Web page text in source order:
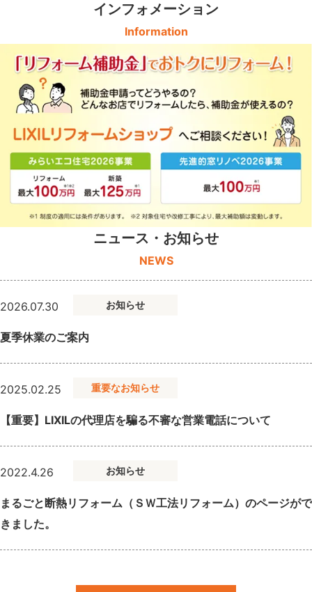
インフォメーション
Information
ニュース・お知らせ
NEWS
2026.07.30 お知らせ
夏季休業のご案内
2025.02.25 重要なお知らせ
【重要】LIXILの代理店を騙る不審な営業電話について
2022.4.26 お知らせ
まるごと断熱リフォーム（ＳＷ工法リフォーム）のページがで
きました。